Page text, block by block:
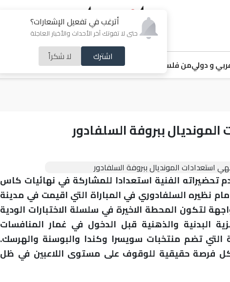
أترغب في تفعيل الإشعارات؟
حتى لا تفوتك آخر الأحداث والأخبار العاجلة
اشترك لا شكراً
و دوليمن فلسطين ملفات ساخنةخبر و صورةرياضة
ببروفة السلفادور
تحضيراته الفنية استعدادا للمشاركة في نهائيات كاس
نظيره السلفادوري في المباراة التي اقيمت في مدينة
لتكون المحطة الاخيرة في سلسلة الاختبارات الودية
البدنية والذهنية قبل الدخول في غمار المنافسات
التي تضم منتخبات سويسرا وكندا والبوسنة والهرسك.
فرصة حقيقية للوقوف على مستوى اللاعبين في ظل